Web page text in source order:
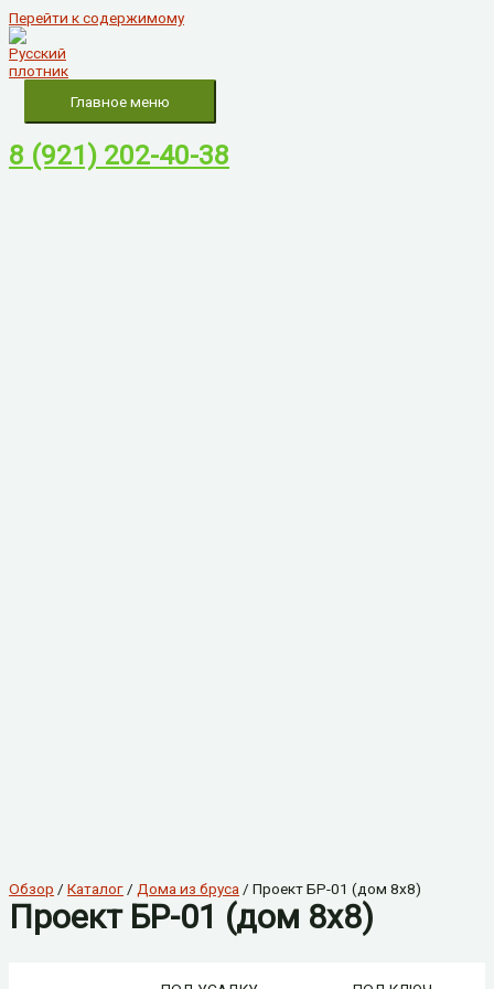
Перейти к содержимому
Главное меню
8 (921) 202-40-38
Обзор / Каталог/ Дома из бруса/ Проект БР-01 (дом 8х8)
Проект БР-01 (дом 8х8)